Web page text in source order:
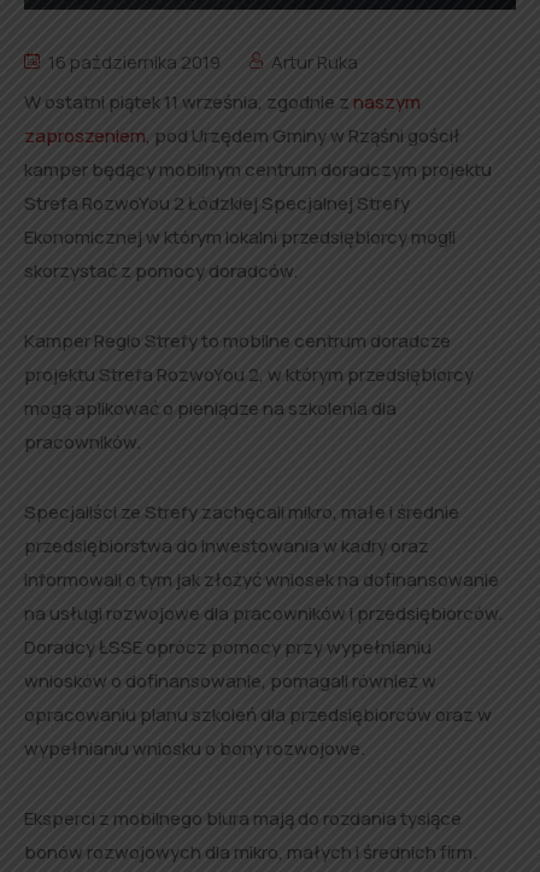
16 października 2019
Artur Ruka
W ostatni piątek 11 września, zgodnie znaszym
zaproszeniem, pod Urzędem Gminy w Rząśni gościł
kamper będący mobilnym centrum doradczym projektu
Strefa RozwoYou 2 Łódzkiej Specjalnej Strefy
Ekonomicznej w którym lokalni przedsiębiorcy mogli
skorzystać z pomocy doradców.
Kamper Regio Strefy to mobilne centrum doradcze
projektu Strefa RozwoYou 2, w którym przedsiębiorcy
mogą aplikować o pieniądze na szkolenia dla
pracowników.
Specjaliści ze Strefy zachęcali mikro, małe i średnie
przedsiębiorstwa do inwestowania w kadry oraz
informowali o tym jak złożyć wniosek na dofinansowanie
na usługi rozwojowe dla pracowników i przedsiębiorców.
Doradcy ŁSSE oprócz pomocy przy wypełnianiu
wniosków o dofinansowanie, pomagali również w
opracowaniu planu szkoleń dla przedsiębiorców oraz w
wypełnianiu wniosku o bony rozwojowe.
Eksperci z mobilnego biura mają do rozdania tysiące
bonów rozwojowych dla mikro, małych i średnich firm.